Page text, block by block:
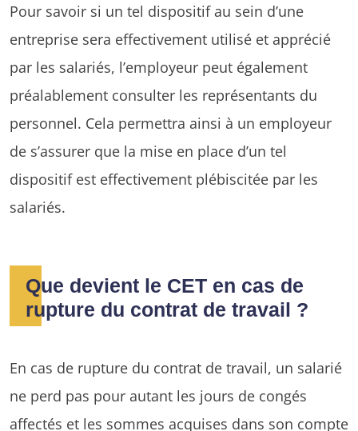
Pour savoir si un tel dispositif au sein d’une
entreprise sera effectivement utilisé et apprécié
par les salariés, l’employeur peut également
préalablement consulter les représentants du
personnel. Cela permettra ainsi à un employeur
de s’assurer que la mise en place d’un tel
dispositif est effectivement plébiscitée par les
salariés.
Que devient le CET en cas de
rupture du contrat de travail ?
En cas de rupture du contrat de travail, un salarié
ne perd pas pour autant les jours de congés
affectés et les sommes acquises dans son compte